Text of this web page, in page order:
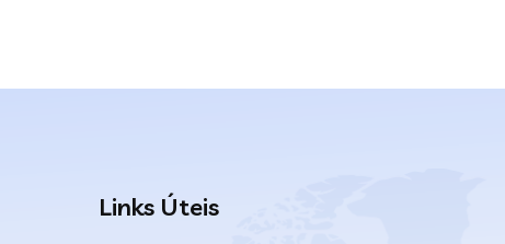
Links Úteis